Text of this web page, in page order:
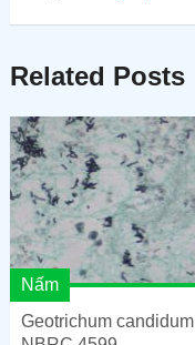
Related Posts
Nấm
Geotrichum